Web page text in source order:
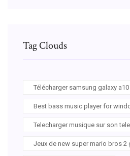
Tag Clouds
Télécharger samsung galaxy
Best bass music player for
Telecharger musique sur son
Jeux de new super mario bros 2